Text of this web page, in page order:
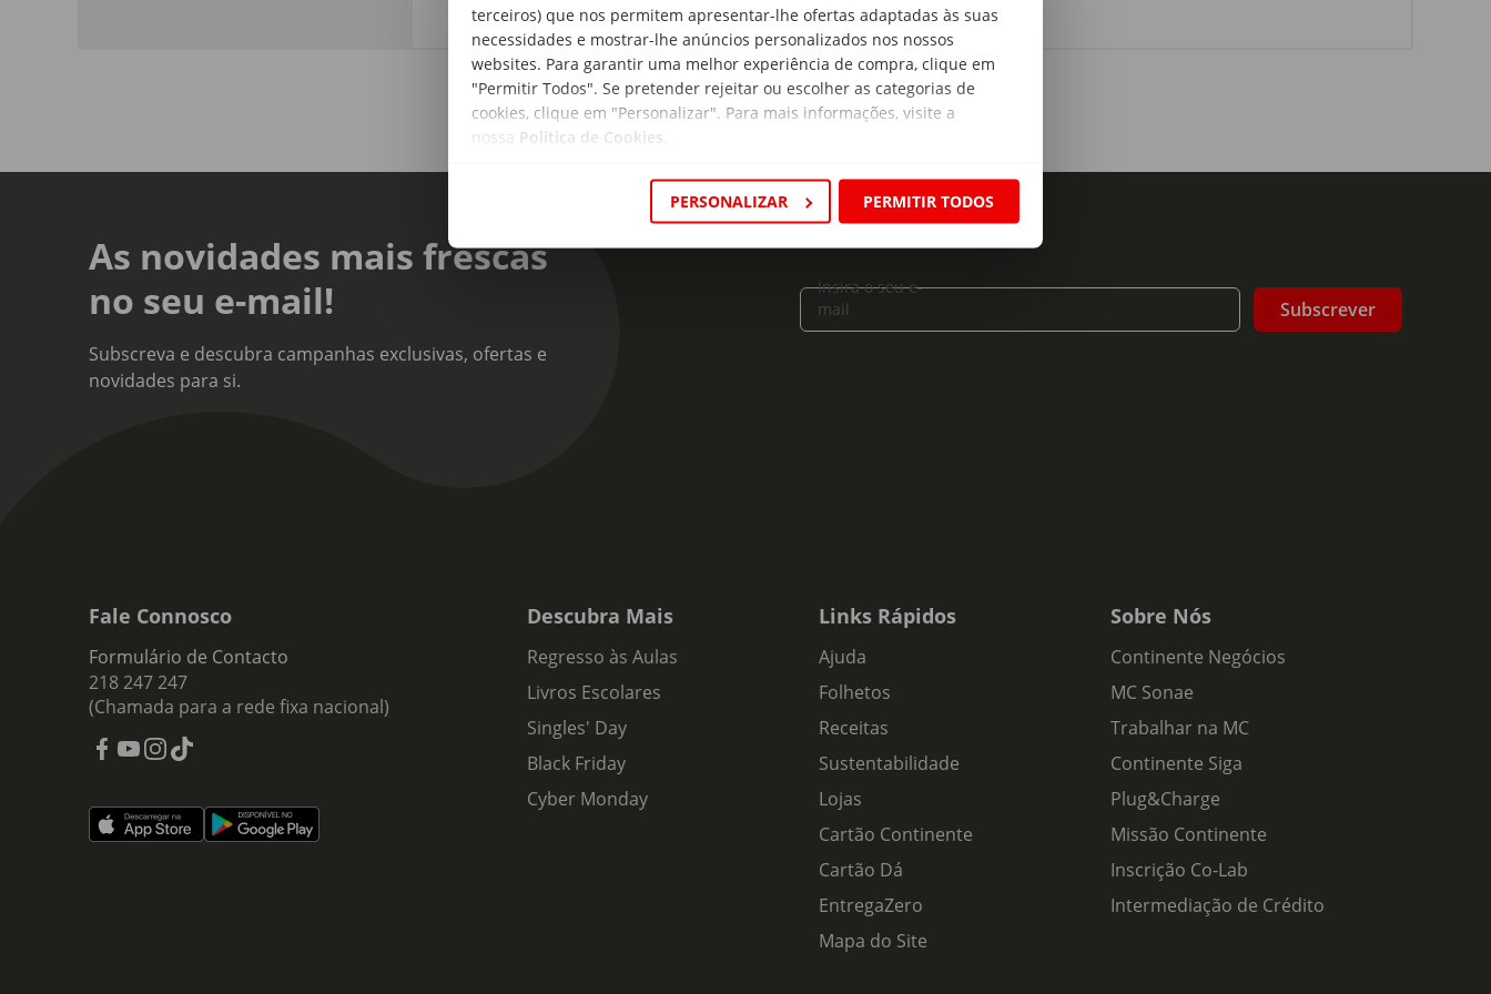
terceiros) que nos permitem apresentar-lhe ofertas adaptadas às suas
necessidades e mostrar-lhe anúncios personalizados nos nossos
websites. Para garantir uma melhor experiência de compra, clique em
"Permitir Todos". Se pretender rejeitar ou escolher as categorias de
cookies, clique em "Personalizar". Para mais informações, visite a
nossa Política de Cookies
PERSONALIZAR PERMITIR TODOS
As novidades mais frescas
no seu e-mail!
Subscreva e descubra campanhas exclusivas, ofertas e
novidades para si.
Insira o seu e-
mail
Subscrever
Fale Connosco
Formulário de Contacto
218 247 247
(Chamada para a rede fixa nacional)
Descubra Mais
Regresso às Aulas
Livros Escolares
Singles' Day
Black Friday
Cyber Monday
Links Rápidos
Ajuda
Folhetos
Receitas
Sustentabilidade
Lojas
Cartão Continente
Cartão Dá
EntregaZero
Mapa do Site
Sobre Nós
Continente Negócios
MC Sonae
Trabalhar na MC
Continente Siga
Plug&Charge
Missão Continente
Inscrição Co-Lab
Intermediação de Crédito